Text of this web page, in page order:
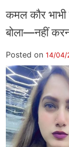
कमल कौर
बोला—नहीं
Posted on 14/04/